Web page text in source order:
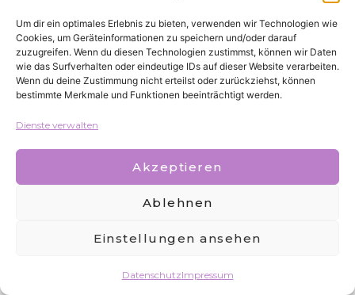
Um dir ein optimales Erlebnis zu bieten, verwenden wir Technologien wie
Cookies, um Geräteinformationen zu speichern und/oder darauf
zuzugreifen. Wenn du diesen Technologien zustimmst, können wir Daten
wie das Surfverhalten oder eindeutige IDs auf dieser Website verarbeiten.
Wenn du deine Zustimmung nicht erteilst oder zurückziehst, können
bestimmte Merkmale und Funktionen beeinträchtigt werden.
Dienste verwalten
Akzeptieren
Ablehnen
Einstellungen ansehen
DatenschutzImpressum
Alle Rechte vorbehalten